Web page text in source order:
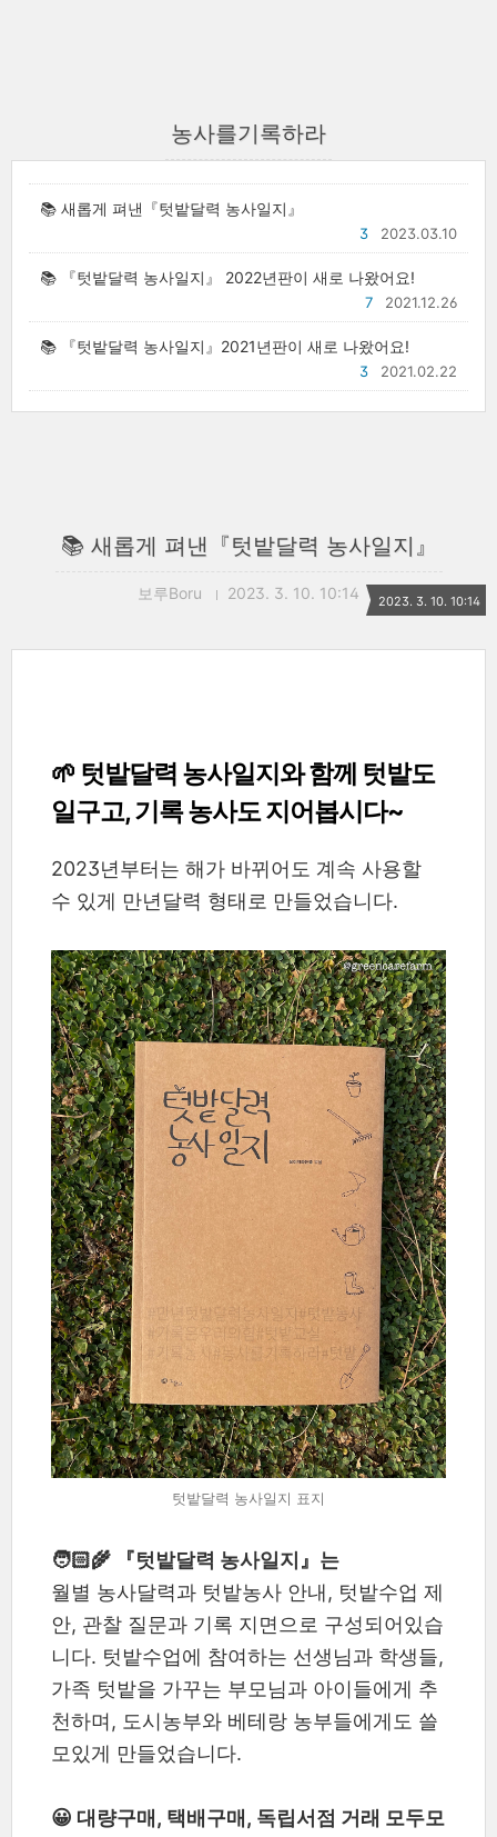
농사를기록하라
📚 새롭게 펴낸『텃밭달력 농사일지』
2023.03.10
3
📚 『텃밭달력 농사일지』 2022년판이 새로 나왔어요!
2021.12.26
7
📚 『텃밭달력 농사일지』2021년판이 새로 나왔어요!
2021.02.22
3
📚 새롭게 펴낸『텃밭달력 농사일지』
보루Boru 2023. 3. 10. 10:14 2023. 3. 10. 10:14
🌱 텃밭달력 농사일지와 함께 텃밭도
일구고, 기록 농사도 지어봅시다~
2023년부터는 해가 바뀌어도 계속 사용할
수 있게 만년달력 형태로 만들었습니다.
텃밭달력 농사일지 표지
🧑🏻‍🌾 『텃밭달력 농사일지』는
월별 농사달력과 텃밭농사 안내, 텃밭수업 제
안, 관찰 질문과 기록 지면으로 구성되어있습
니다. 텃밭수업에 참여하는 선생님과 학생들,
가족 텃밭을 가꾸는 부모님과 아이들에게 추
천하며, 도시농부와 베테랑 농부들에게도 쓸
모있게 만들었습니다.
😀 대량구매, 택배구매, 독립서점 거래 모두모